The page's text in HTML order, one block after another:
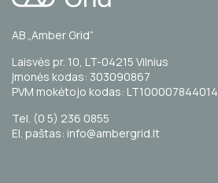
AB „Amber Grid“
Laisvės pr. 10, LT-04215 Vilnius
Įmonės kodas: 303090867
PVM mokėtojo kodas: LT100007844014
Tel. (0 5) 236 0855
El. paštas: info@ambergrid.lt